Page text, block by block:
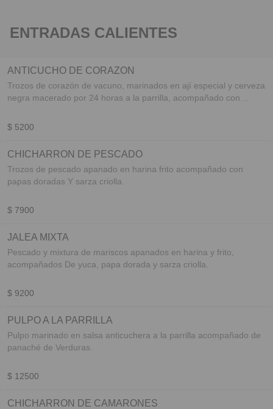
ENTRADAS CALIENTES
ANTICUCHO DE CORAZON
Trozos de corazón de vacuno, marinados en ají especial y cerveza
negra macerado por 24 horas a la parrilla, acompañado con
$ 5200
CHICHARRON DE PESCADO
Trozos de pescado apanado en harina frito acompañado con
papas doradas Y sarza criolla.
$ 7900
JALEA MIXTA
Pescado y mixtura de mariscos apanados en harina y frito,
acompañados De yuca, papa dorada y sarza criolla.
$ 9200
PULPO A LA PARRILLA
Pulpo marinado en salsa anticuchera a la parrilla acompañado de
panaché de Verduras.
$ 12500
CHICHARRON DE CAMARONES